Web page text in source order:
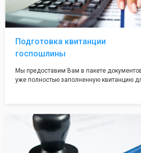
регистрации, наши адреса вам позволят
волноваться на этот счет, ведь у нас все
адреса не массовые и очень надежные!
Подготовка квитанции
госпошлины
Мы предоставим Вам в пакете
уже полностью заполненную квитанцию
посредственно в налоговой инспекции при
подаче документов на регистрацию.